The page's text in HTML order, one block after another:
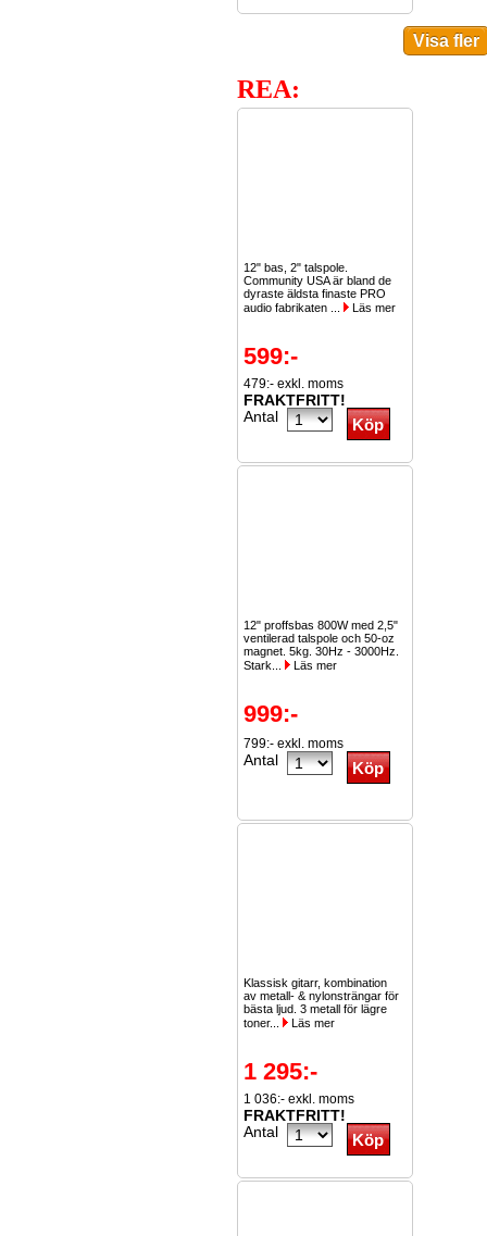
REA:
12" bas, 2" talspole.
Community USA är bland de
dyraste äldsta finaste PRO
audio fabrikaten ...
Läs mer
599:-
479:- exkl. moms
FRAKTFRITT!
Antal
12" proffsbas 800W med 2,5"
ventilerad talspole och 50-oz
magnet. 5kg. 30Hz - 3000Hz.
Stark...
Läs mer
999:-
799:- exkl. moms
Antal
Klassisk gitarr, kombination
av metall- & nylonsträngar för
bästa ljud. 3 metall för lägre
toner...
Läs mer
1 295:-
1 036:- exkl. moms
FRAKTFRITT!
Antal